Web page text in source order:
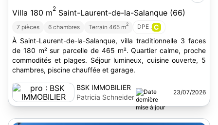
Villa 180 m2 Saint-Laurent-de-la-Salanque (66)
7 pièces 6 chambres Terrain 465 m2 DPE : C
À Saint-Laurent-de-la-Salanque, villa traditionnelle 3 faces
de 180 m² sur parcelle de 465 m². Quartier calme, proche
commodités et plages. Séjour lumineux, cuisine ouverte, 5
chambres, piscine chauffée et garage.
BSK IMMOBILIER
Patricia Schneider
23/07/2026